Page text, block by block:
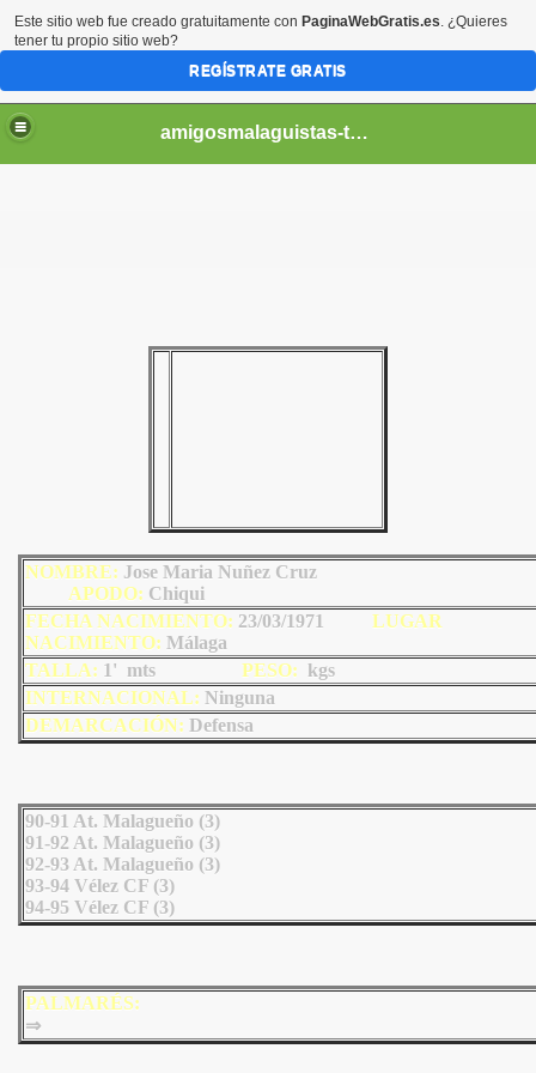
amigosmalaguistas-temporadas
NOMBRE: Jose Maria Nuñez Cruz
APODO: Chiqui
FECHA NACIMIENTO: 23/03/1971 LUGAR
NACIMIENTO: Málaga
TALLA: 1' mts PESO: kgs
INTERNACIONAL: Ninguna
DEMARCACIÓN: Defensa
90-91 At. Malagueño (3)
91-92 At. Malagueño (3)
92-93 At. Malagueño (3)
93-94 Vélez CF (3)
94-95 Vélez CF (3)
PALMARÉS:
⇒
Este sitio web fue creado gratuitamente con PaginaWebGratis.es. ¿Quieres
tener tu propio sitio web?
REGÍSTRATE GRATIS